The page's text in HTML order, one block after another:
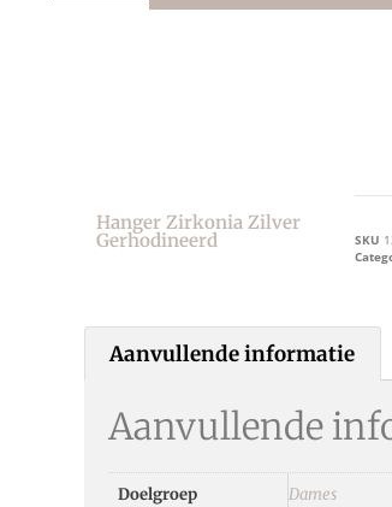
Hanger Zirkonia Zilver
Gerhodineerd SKU
Aanvullende informatie
Aanvullende
Doelgroep Dames